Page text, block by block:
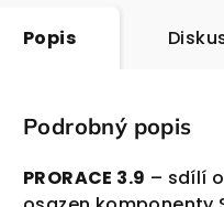
Popis
Podrobný popis
PRORACE 3.9 – sdílí